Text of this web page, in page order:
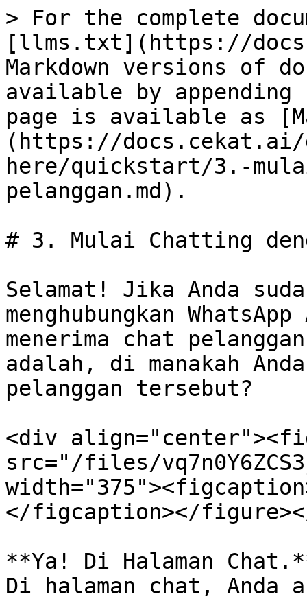
> For the complete
[llms.txt](https://
Markdown versions of
available by
page is available as
(https://
here/quickstart/3.-
pelanggan.md).
# 3. Mulai Chatting
Selamat! Jika Anda
menghubungkan
menerima chat
adalah, di manakah
pelanggan tersebut?
<div
src="/files/
</figcaption></
**Ya! Di Halaman
Di halaman chat, Anda